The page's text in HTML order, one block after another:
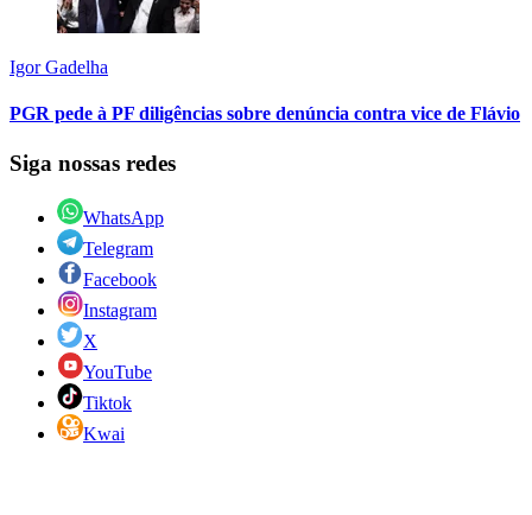
Igor Gadelha
PGR pede à PF diligências sobre denúncia contra vice de Flávio
Siga nossas redes
WhatsApp
Telegram
Facebook
Instagram
X
YouTube
Tiktok
Kwai